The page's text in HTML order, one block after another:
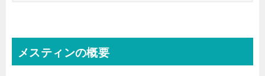
メスティンの概要